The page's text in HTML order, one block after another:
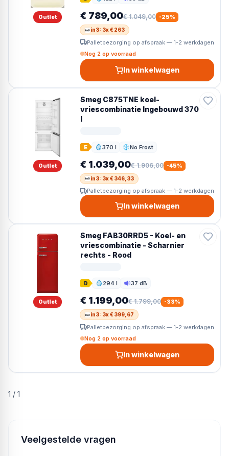
Outlet
Inhoud Geluid
€ 789,00€ 1.049,00 -25%
in3: 3x € 263
Palletbezorging op afspraak — 1-2 werkdagen
Nog 2 op voorraad
In winkelwagen
Outlet
Smeg C875TNE koel-
vriescombinatie Ingebouwd 370
l
E 370 l
Inhoud No Frost
Ontdooien
€ 1.039,00€ 1.906,00 -45%
in3: 3x € 346,33
Palletbezorging op afspraak — 1-2 werkdagen
In winkelwagen
Outlet
Smeg FAB30RRD5 - Koel- en
vriescombinatie - Scharnier
rechts - Rood
D 294 l
Inhoud 37 dB
Geluid
€ 1.199,00€ 1.799,00 -33%
in3: 3x € 399,67
Palletbezorging op afspraak — 1-2 werkdagen
Nog 2 op voorraad
In winkelwagen
1 / 1
Veelgestelde vragen